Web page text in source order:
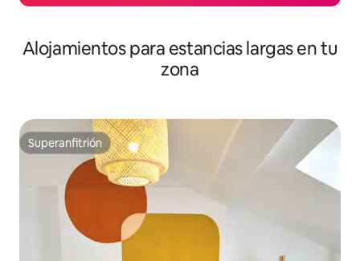
Alojamientos para estancias largas en tu
zona
Superanfitrión
Superanfitrión